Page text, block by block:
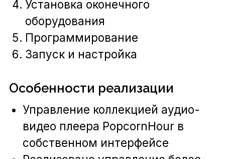
Сколько это стоит?
Лучший способ
узнать точную
стоимость вашего
проекта –
обсудить его с нами
при личной встрече.